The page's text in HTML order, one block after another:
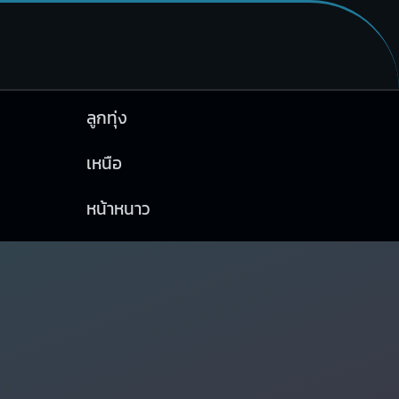
ลูกทุ่ง
เหนือ
หน้าหนาว